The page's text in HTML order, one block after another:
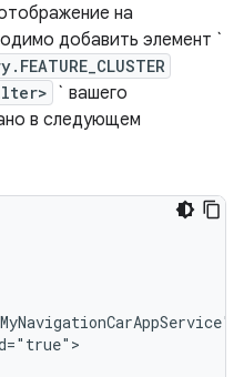
на
добавить элемент `
` вашего
в следующем